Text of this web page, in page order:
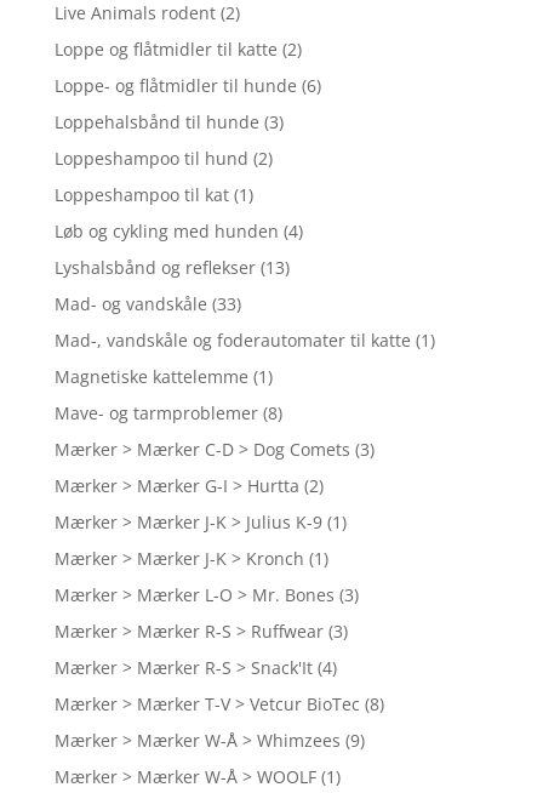
Live Animals rodent (2)
Loppe og flåtmidler til katte (2)
Loppe- og flåtmidler til hunde (6)
Loppehalsbånd til hunde (3)
Loppeshampoo til hund (2)
Loppeshampoo til kat (1)
Løb og cykling med hunden (4)
Lyshalsbånd og reflekser (13)
Mad- og vandskåle (33)
Mad-, vandskåle og foderautomater til katte (1)
Magnetiske kattelemme (1)
Mave- og tarmproblemer (8)
Mærker > Mærker C-D > Dog Comets (3)
Mærker > Mærker G-I > Hurtta (2)
Mærker > Mærker J-K > Julius K-9 (1)
Mærker > Mærker J-K > Kronch (1)
Mærker > Mærker L-O > Mr. Bones (3)
Mærker > Mærker R-S > Ruffwear (3)
Mærker > Mærker R-S > Snack'It (4)
Mærker > Mærker T-V > Vetcur BioTec (8)
Mærker > Mærker W-Å > Whimzees (9)
Mærker > Mærker W-Å > WOOLF (1)